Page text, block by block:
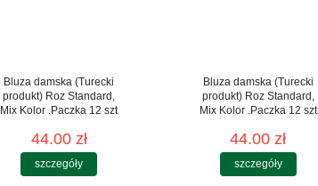
Bluza damska (Turecki
produkt) Roz Standard,
Mix Kolor .Paczka 12 szt
44.00 zł
szczegóły
Bluza damska (Turecki
produkt) Roz Standard,
Mix Kolor .Paczka 12 szt
44.00 zł
szczegóły